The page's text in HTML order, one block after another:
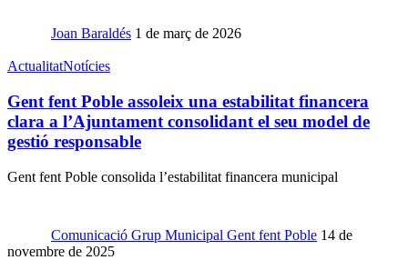
Joan Baraldés 1 de març de 2026
ActualitatNotícies
Gent fent Poble assoleix una estabilitat financera
clara a l’Ajuntament consolidant el seu model de
gestió responsable
Gent fent Poble consolida l’estabilitat financera municipal
Comunicació Grup Municipal Gent fent Poble 14 de
novembre de 2025